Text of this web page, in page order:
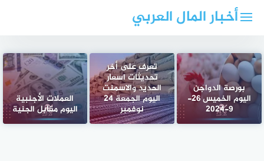
أخبار المال العربي
بورصة الدواجن
اليوم الخميس 26-
9-2024
تعرف على أخر
تحديثات اسعار
الحديد والاسمنت
اليوم الجمعة 24
نوفمبر
العملات الأجنبية
اليوم مقابل الجنية